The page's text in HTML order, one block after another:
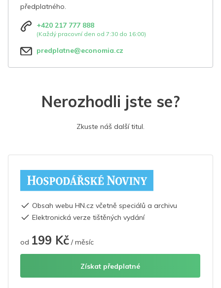
předplatného.
+420 217 777 888
(Každý pracovní den od 7:30 do 16:00)
predplatne@economia.cz
Nerozhodli jste se?
Zkuste náš další titul.
Obsah webu HN.cz včetně speciálů a archivu
Elektronická verze tištěných vydání
od 199 Kč / měsíc
Získat předplatné